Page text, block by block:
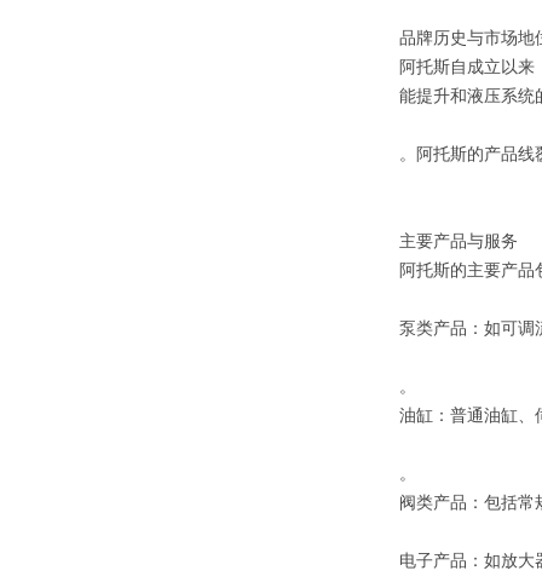
品牌历史与市场地
阿托斯自成立以
能提升和液压系统
。阿托斯的产品
主要产品与服务
阿托斯的主要产品
泵类产品‌：如可调
。
油缸‌：普通油缸、
。
阀类产品‌：包括常
电子产品‌：如放大